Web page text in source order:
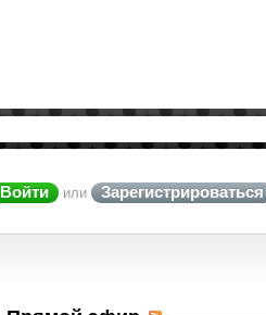
Войти или Зарегистрироваться